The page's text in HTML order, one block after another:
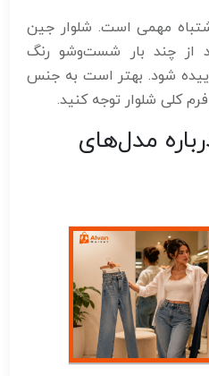
مهمی است. شلوار جین
از چند بار شست‌وشو رنگ
شود. بهتر است به جنس
کلی شلوار توجه کنید.
مدل‌های